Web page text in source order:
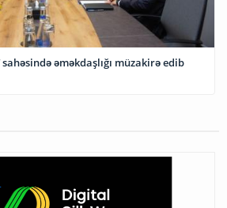
əməkdaşlığı müzakirə edib